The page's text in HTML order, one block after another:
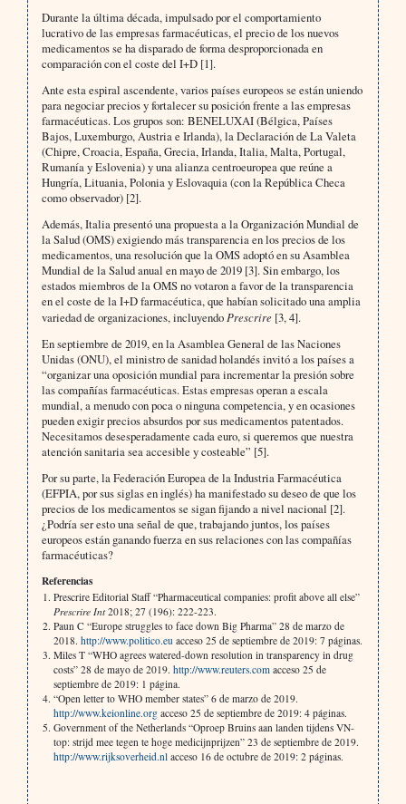
Durante la última década, impulsado por el comportamiento
lucrativo de las empresas farmacéuticas, el precio de los nuevos
medicamentos se ha disparado de forma desproporcionada en
comparación con el coste del I+D [1].
Ante esta espiral ascendente, varios países europeos se están uniendo
para negociar precios y fortalecer su posición frente a las empresas
farmacéuticas. Los grupos son: BENELUXAI (Bélgica, Países
Bajos, Luxemburgo, Austria e Irlanda), la Declaración de La Valeta
(Chipre, Croacia, España, Grecia, Irlanda, Italia, Malta, Portugal,
Rumanía y Eslovenia) y una alianza centroeuropea que reúne a
Hungría, Lituania, Polonia y Eslovaquia (con la República Checa
como observador) [2].
Además, Italia presentó una propuesta a la Organización Mundial de
la Salud (OMS) exigiendo más transparencia en los precios de los
medicamentos, una resolución que la OMS adoptó en su Asamblea
Mundial de la Salud anual en mayo de 2019 [3]. Sin embargo, los
estados miembros de la OMS no votaron a favor de la transparencia
en el coste de la I+D farmacéutica, que habían solicitado una amplia
variedad de organizaciones, incluyendo Prescrire[3, 4].
En septiembre de 2019, en la Asamblea General de las Naciones
Unidas (ONU), el ministro de sanidad holandés invitó a los países a
“organizar una oposición mundial para incrementar la presión sobre
las compañías farmacéuticas. Estas empresas operan a escala
mundial, a menudo con poca o ninguna competencia, y en ocasiones
pueden exigir precios absurdos por sus medicamentos patentados.
Necesitamos desesperadamente cada euro, si queremos que nuestra
atención sanitaria sea accesible y costeable” [5].
Por su parte, la Federación Europea de la Industria Farmacéutica
(EFPIA, por sus siglas en inglés) ha manifestado su deseo de que los
precios de los medicamentos se sigan fijando a nivel nacional [2].
¿Podría ser esto una señal de que, trabajando juntos, los países
europeos están ganando fuerza en sus relaciones con las compañías
farmacéuticas?
Referencias
Prescrire Editorial Staff “Pharmaceutical companies: profit above all else”
Prescrire Int2018; 27 (196): 222-223.
Paun C “Europe struggles to face down Big Pharma” 28 de marzo de
2018. http://www.politico.eu acceso 25 de septiembre de 2019: 7 páginas.
Miles T “WHO agrees watered-down resolution in transparency in drug
costs” 28 de mayo de 2019. http://www.reuters.comacceso 25 de
septiembre de 2019: 1 página.
“Open letter to WHO member states” 6 de marzo de 2019.
http://www.keionline.orgacceso 25 de septiembre de 2019: 4 páginas.
Government of the Netherlands “Oproep Bruins aan landen tijdens VN-
top: strijd mee tegen te hoge medicijnprijzen” 23 de septiembre de 2019.
http://www.rijksoverheid.nl acceso 16 de octubre de 2019: 2 páginas.